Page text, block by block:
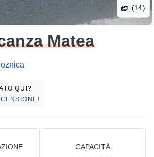
(14)
Matea
QUI?
CAPACITÀ